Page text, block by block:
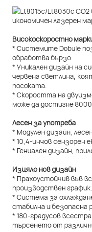
Високоскоростно
* Системите Dobule
обработва бързо.
* Уникален дизайн на
червена светлина,
посоката.
* Скоростта на
може да достигне
Лесен за употреба
* Модулен дизайн,
* 10,4-инчов сензорен
* Гениален дизайн,
Изцяло нов дизайн
* Прахоустойчив във
производствен график.
* Система за
стабилна и безопасна
* 180-градусов
търсенето от